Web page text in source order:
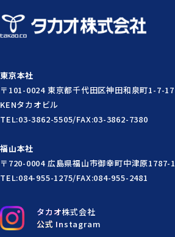
タカオ株式会社
公式 Instagram
東京本社
〒101-0024 東京都千代田区神田和泉町1-7-17
KENタカオビル
TEL:03-3862-5505/FAX:03-3862-7380
福山本社
〒720-0004 広島県福山市御幸町中津原1787-1
TEL:084-955-1275/FAX:084-955-2481